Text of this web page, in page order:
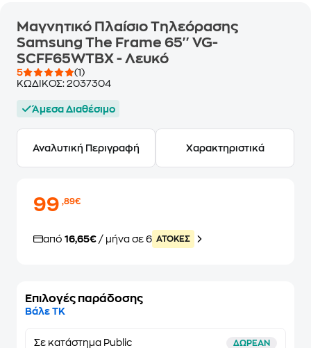
Μαγνητικό Πλαίσιο Τηλεόρασης
Samsung The Frame 65'' VG-
SCFF65WTBX - Λευκό
5
(1)
ΚΩΔΙΚΟΣ: 2037304
Άμεσα Διαθέσιμο
Αναλυτική Περιγραφή Χαρακτηριστικά
99,89€
από 16,65€ / μήνα σε 6 ATOKEΣ
Επιλογές παράδοσης
Βάλε ΤΚ
Σε κατάστημα Public ΔΩΡΕΑΝ